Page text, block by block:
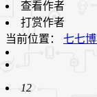
查看作者
打赏作者
当前位置： 七七
12